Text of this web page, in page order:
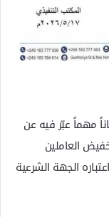
مهماً عبّر فيه عن
العاملين
الجهة الشرعية